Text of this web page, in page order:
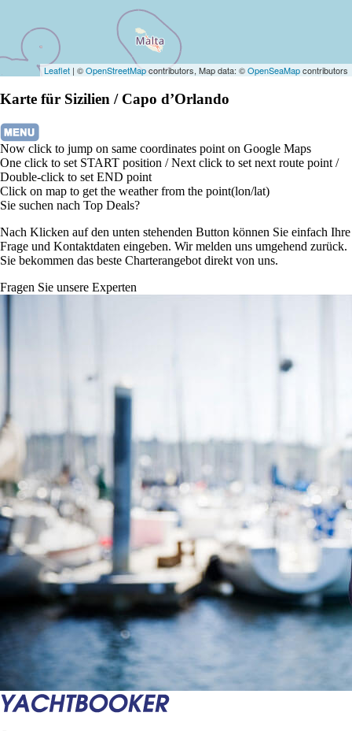
Leaflet | ©OpenStreetMapcontributors, Map data: ©OpenSeaMapcontributors
Karte für Sizilien / Capo d’Orlando
Now click to jump on same coordinates point on Google Maps
One click to set START position / Next click to set next route point /
Double-click to set END point
Click on map to get the weather from the point(lon/lat)
Sie suchen nach Top Deals?
Nach Klicken auf den unten stehenden Button können Sie einfach Ihre
Frage und Kontaktdaten eingeben. Wir melden uns umgehend zurück.
Sie bekommen das beste Charterangebot direkt von uns.
Fragen Sie unsere Experten